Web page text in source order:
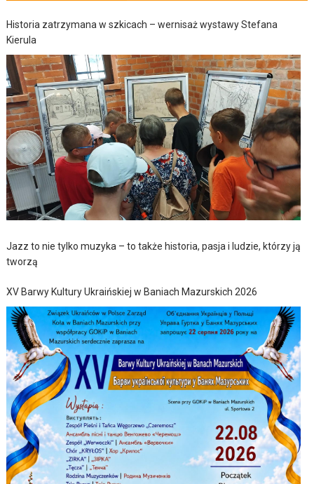
Historia zatrzymana w szkicach – wernisaż wystawy Stefana
Kierula
Jazz to nie tylko muzyka – to także historia, pasja i ludzie, którzy ją
tworzą
XV Barwy Kultury Ukraińskiej w Baniach Mazurskich 2026